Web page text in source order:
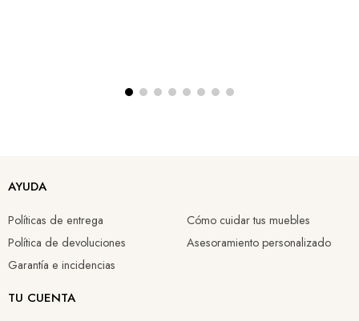
AYUDA
Políticas de entrega
Política de devoluciones
Garantía e incidencias
Cómo cuidar tus muebles
Asesoramiento personalizado
TU CUENTA